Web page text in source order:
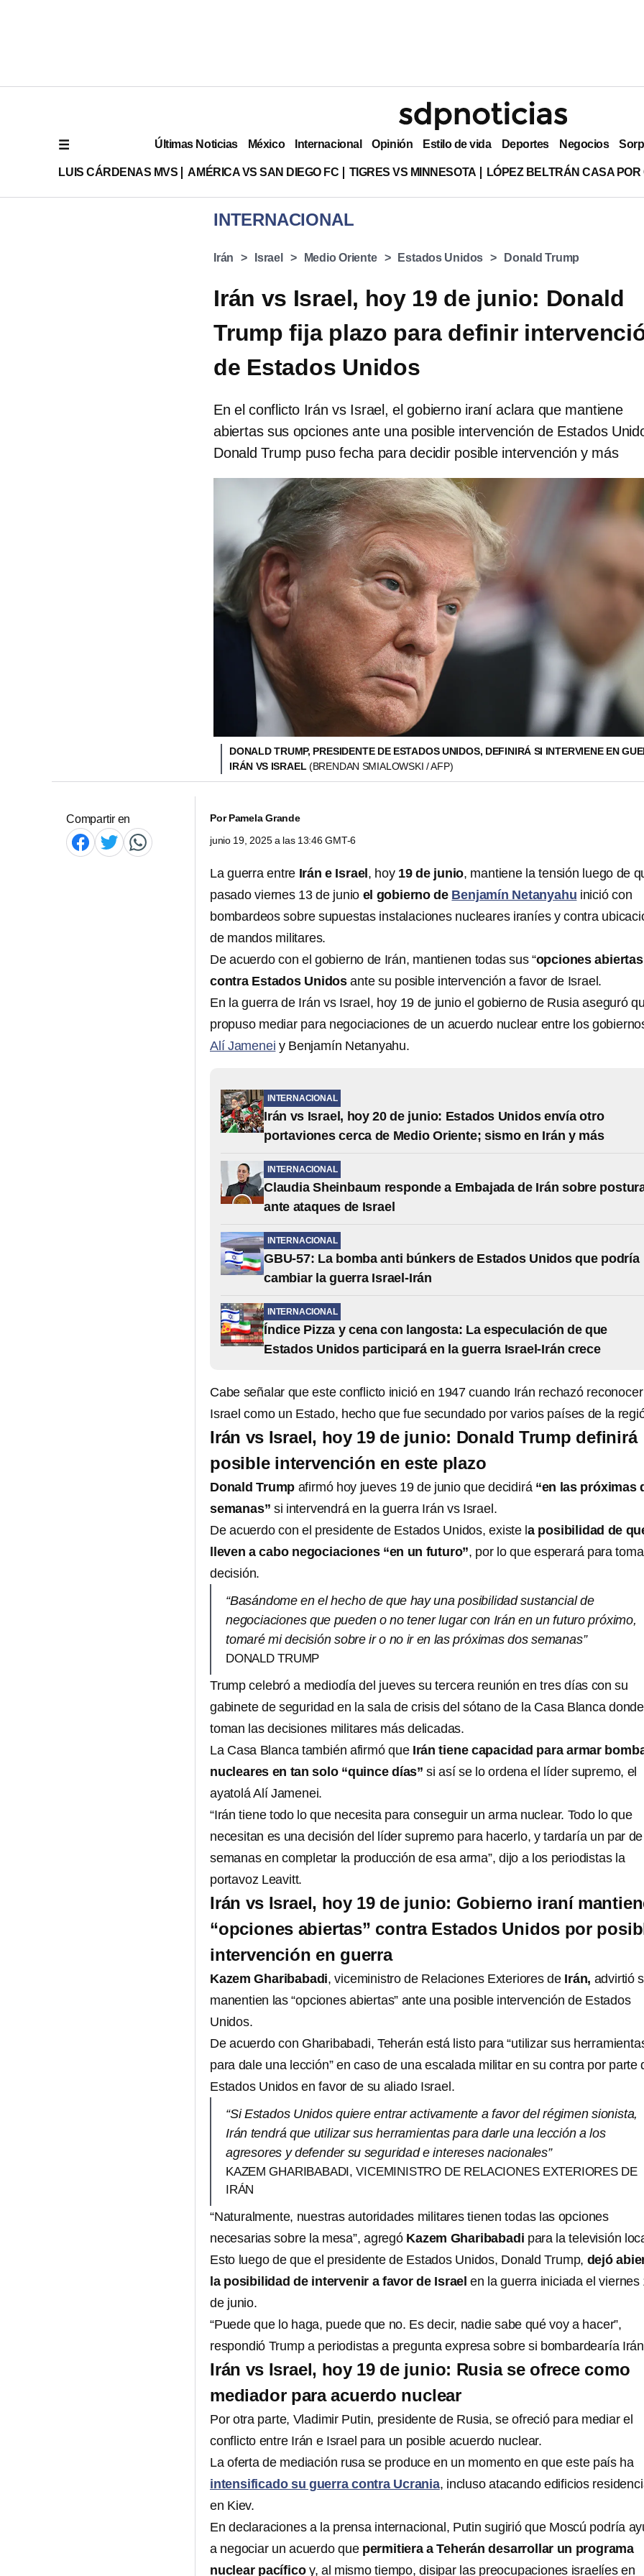
Últimas Noticias México Internacional Opinión Estilo de vida Deportes Negocios
LUIS CÁRDENAS MVS AMÉRICA VS SAN DIEGO FC TIGRES VS MINNESOTA LÓPEZ BELTRÁN CASA POR
INTERNACIONAL
Irán Israel Medio Oriente Estados Unidos Donald Trump
Irán vs Israel, hoy 19 de junio: Donald
Trump fija plazo para definir
de Estados Unidos
En el conflicto Irán vs Israel, el gobierno iraní aclara que mantiene
abiertas sus opciones ante una posible intervención de Estados
Donald Trump puso fecha para decidir posible intervención y más
DONALD TRUMP, PRESIDENTE DE ESTADOS UNIDOS, DEFINIRÁ SI INTERVIENE EN
IRÁN VS ISRAEL (BRENDAN SMIALOWSKI / AFP)
Compartir en PorPamela Grande
junio 19, 2025 a las 13:46 GMT-6
La guerra entre Irán e Israel , hoy 19 de junio, mantiene la tensión luego de
pasado viernes 13 de junio el gobierno de Benjamín Netanyahu inició con
bombardeos sobre supuestas instalaciones nucleares iraníes y contra
de mandos militares.
De acuerdo con el gobierno de Irán, mantienen todas sus “opciones
contra Estados Unidos ante su posible intervención a favor de Israel.
En la guerra de Irán vs Israel, hoy 19 de junio el gobierno de Rusia aseguró
propuso mediar para negociaciones de un acuerdo nuclear entre los
Alí Jamenei y Benjamín Netanyahu.
INTERNACIONAL
Irán vs Israel, hoy 20 de junio: Estados Unidos envía otro
portaviones cerca de Medio Oriente; sismo en Irán y más
INTERNACIONAL
Claudia Sheinbaum responde a Embajada de Irán sobre
ante ataques de Israel
INTERNACIONAL
GBU-57: La bomba anti búnkers de Estados Unidos que podría
cambiar la guerra Israel-Irán
INTERNACIONAL
Índice Pizza y cena con langosta: La especulación de que
Estados Unidos participará en la guerra Israel-Irán crece
Cabe señalar que este conflicto inició en 1947 cuando Irán rechazó
Israel como un Estado, hecho que fue secundado por varios países de la
Irán vs Israel, hoy 19 de junio: Donald Trump definirá
posible intervención en este plazo
Donald Trump afirmó hoy jueves 19 de junio que decidirá “en las próximas
semanas” si intervendrá en la guerra Irán vs Israel.
De acuerdo con el presidente de Estados Unidos, existe la posibilidad de
lleven a cabo negociaciones “en un futuro”, por lo que esperará para
decisión.
“Basándome en el hecho de que hay una posibilidad sustancial de
negociaciones que pueden o no tener lugar con Irán en un futuro próximo,
tomaré mi decisión sobre ir o no ir en las próximas dos semanas”
DONALD TRUMP
Trump celebró a mediodía del jueves su tercera reunión en tres días con su
gabinete de seguridad en la sala de crisis del sótano de la Casa Blanca
toman las decisiones militares más delicadas.
La Casa Blanca también afirmó queIrán tiene capacidad para armar
nucleares en tan solo “quince días” si así se lo ordena el líder supremo, el
ayatolá Alí Jamenei.
“Irán tiene todo lo que necesita para conseguir un arma nuclear. Todo lo que
necesitan es una decisión del líder supremo para hacerlo, y tardaría un par de
semanas en completar la producción de esa arma”, dijo a los periodistas la
portavoz Leavitt.
Irán vs Israel, hoy 19 de junio: Gobierno iraní
“opciones abiertas” contra Estados Unidos por
intervención en guerra
Kazem Gharibabadi, viceministro de Relaciones Exteriores deIrán, advirtió
manentien las “opciones abiertas” ante una posible intervención de Estados
Unidos.
De acuerdo con Gharibabadi, Teherán está listo para “utilizar sus
para dale una lección” en caso de una escalada militar en su contra por parte
Estados Unidos en favor de su aliado Israel.
“Si Estados Unidos quiere entrar activamente a favor del régimen sionista,
Irán tendrá que utilizar sus herramientas para darle una lección a los
agresores y defender su seguridad e intereses nacionales”
KAZEM GHARIBABADI, VICEMINISTRO DE RELACIONES EXTERIORES DE
IRÁN
“Naturalmente, nuestras autoridades militares tienen todas las opciones
necesarias sobre la mesa”, agregó Kazem Gharibabadi para la televisión
Esto luego de que el presidente de Estados Unidos, Donald Trump, dejó
la posibilidad de intervenir a favor de Israelen la guerra iniciada el viernes
de junio.
“Puede que lo haga, puede que no. Es decir, nadie sabe qué voy a hacer”,
respondió Trump a periodistas a pregunta expresa sobre si bombardearía
Irán vs Israel, hoy 19 de junio: Rusia se ofrece como
mediador para acuerdo nuclear
Por otra parte, Vladimir Putin, presidente de Rusia, se ofreció para mediar el
conflicto entre Irán e Israel para un posible acuerdo nuclear.
La oferta de mediación rusa se produce en un momento en que este país ha
intensificado su guerra contra Ucrania, incluso atacando edificios
en Kiev.
En declaraciones a la prensa internacional, Putin sugirió que Moscú podría
a negociar un acuerdo que permitiera a Teherán desarrollar un programa
nuclear pacíficoy, al mismo tiempo, disipar las preocupaciones israelíes en